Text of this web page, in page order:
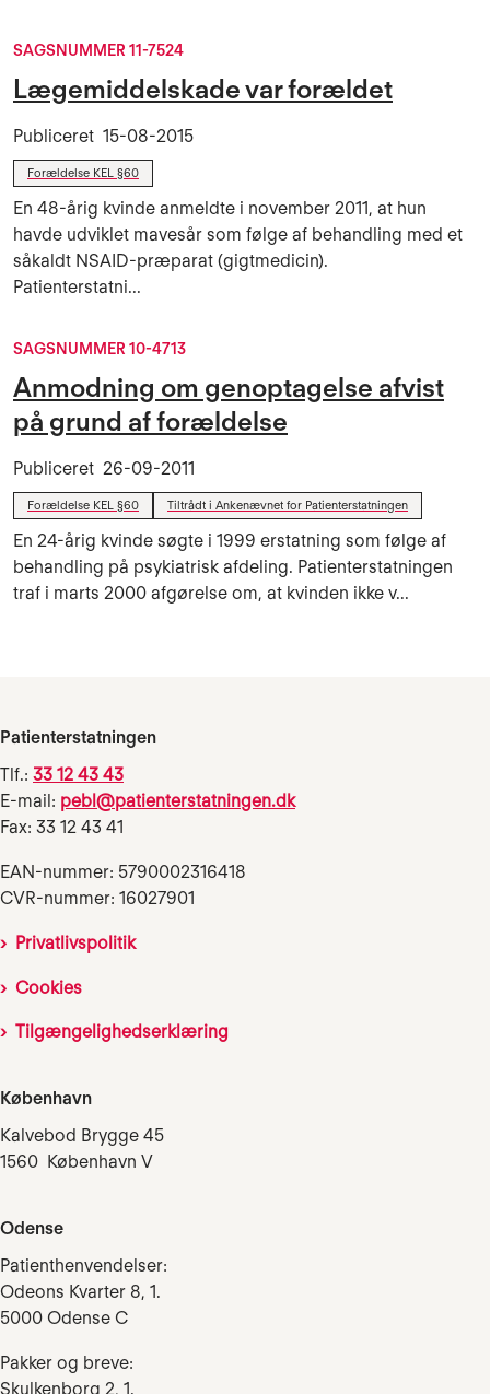
SAGSNUMMER 11-7524
Lægemiddelskade var forældet
Publiceret 15-08-2015
Forældelse KEL §60
En 48-årig kvinde anmeldte i november 2011, at hun
havde udviklet mavesår som følge af behandling med et
såkaldt NSAID-præparat (gigtmedicin).
Patienterstatni...
SAGSNUMMER 10-4713
Anmodning om genoptagelse afvist
på grund af forældelse
Publiceret 26-09-2011
Forældelse KEL §60 Tiltrådt i Ankenævnet for Patienterstatningen
En 24-årig kvinde søgte i 1999 erstatning som følge af
behandling på psykiatrisk afdeling. Patienterstatningen
traf i marts 2000 afgørelse om, at kvinden ikke v...
Patienterstatningen
Tlf.: 33 12 43 43
E-mail: pebl@patienterstatningen.dk
Fax: 33 12 43 41
EAN-nummer: 5790002316418
CVR-nummer: 16027901
Privatlivspolitik
Cookies
Tilgængelighedserklæring
København
Kalvebod Brygge 45
1560 København V
Odense
Patienthenvendelser:
Odeons Kvarter 8, 1.
5000 Odense C
Pakker og breve:
Skulkenborg 2, 1.